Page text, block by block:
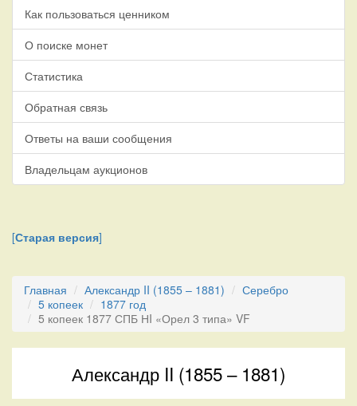
Как пользоваться ценником
О поиске монет
Статистика
Обратная связь
Ответы на ваши сообщения
Владельцам аукционов
[Старая версия]
Главная Александр II (1855 – 1881)
Серебро
5 копеек
1877 год
5 копеек 1877 СПБ НI «Орел 3 типа» VF
Александр II (1855 – 1881)